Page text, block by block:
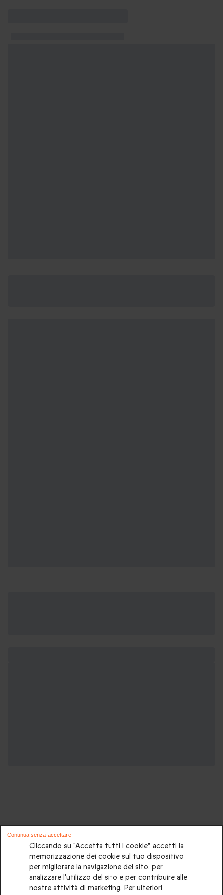
Potrebbero piacerti anche questi cofanetti
regalo:
Cosa regalare?|Idee regalo originali|Perchè regalare una
gift card|Buono regalo|Regali di compleanno
Cliccando su "Accetta tutti i cookie", accetti la
memorizzazione dei cookie sul tuo dispositivo
per migliorare la navigazione del sito, per
analizzare l'utilizzo del sito e per contribuire alle
nostre attività di marketing. Per ulteriori
Continua senza accettare